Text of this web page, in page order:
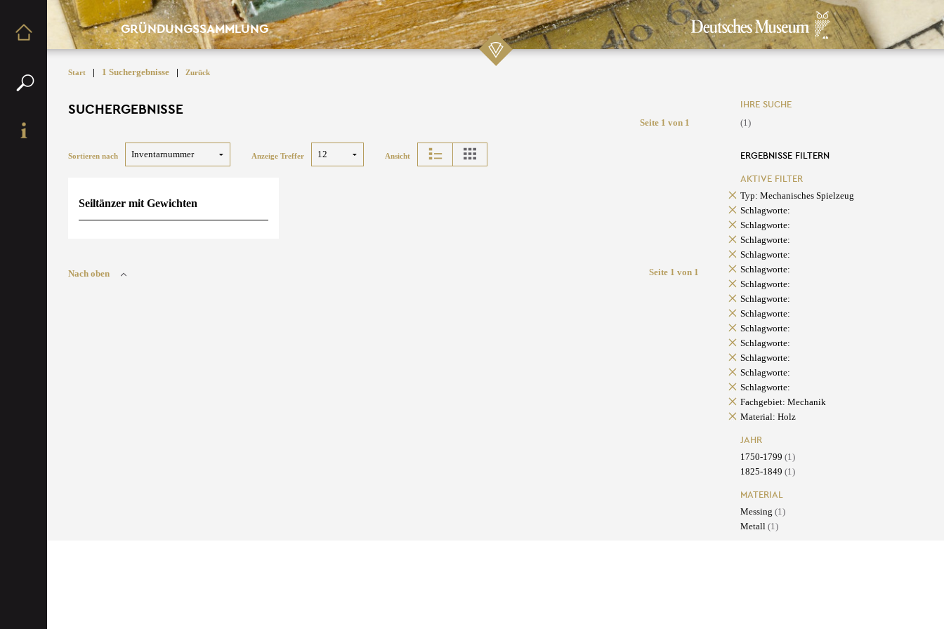
GRÜNDUNGSSAMMLUNG
Start | 1 Suchergebnisse | Zurück
SUCHERGEBNISSE
Seite 1 von 1
Sortieren nach Anzeige Treffer Ansicht
Seiltänzer mit Gewichten
Nach oben Seite 1 von 1
IHRE SUCHE
(1)
ERGEBNISSE FILTERN
AKTIVE FILTER
Typ: Mechanisches Spielzeug
Schlagworte:
Schlagworte:
Schlagworte:
Schlagworte:
Schlagworte:
Schlagworte:
Schlagworte:
Schlagworte:
Schlagworte:
Schlagworte:
Schlagworte:
Schlagworte:
Schlagworte:
Fachgebiet: Mechanik
Material: Holz
JAHR
1750-1799 (1)
1825-1849 (1)
MATERIAL
Messing (1)
Metall (1)